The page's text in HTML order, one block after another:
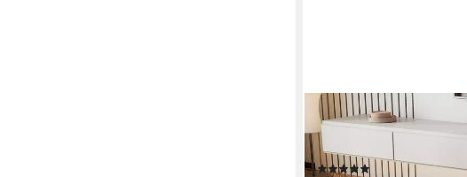
MERAX
Couchtisch in Wolkenform
Wohnzimmertisch
(1)